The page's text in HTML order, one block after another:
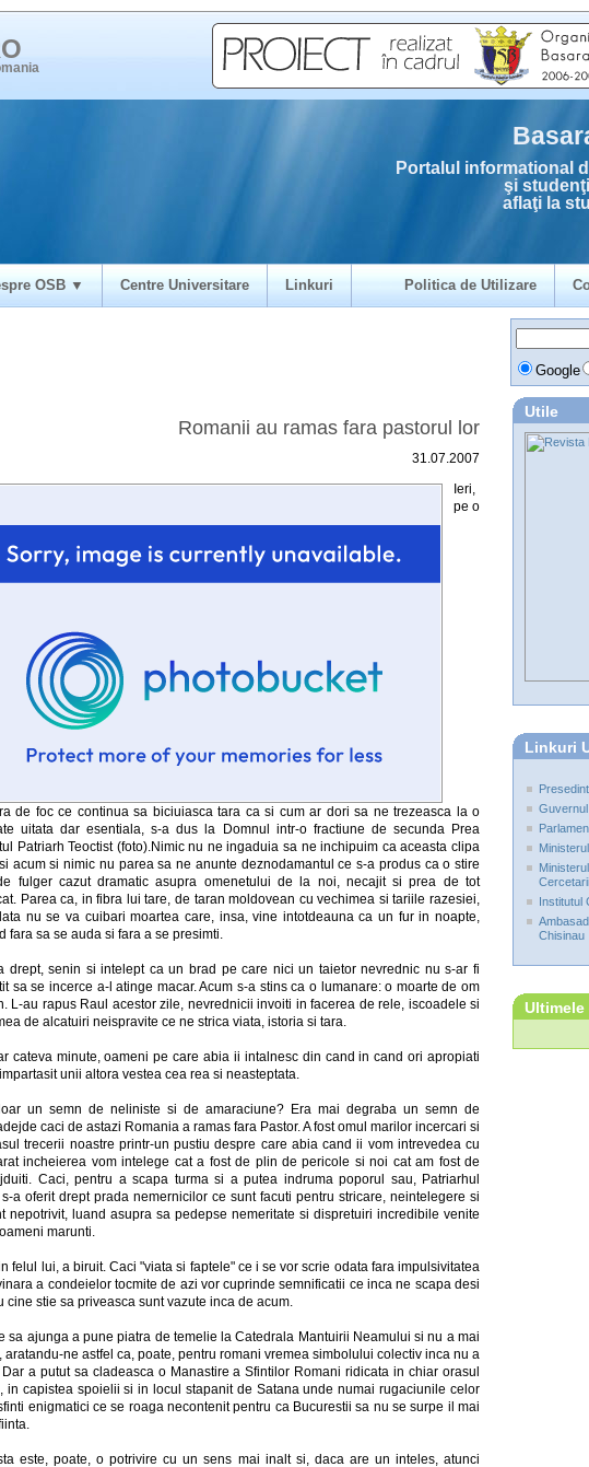
Portalul informational
şi
aflaţi la
OSB ▼ Centre Universitare Linkuri Politica de Utilizare
Google
Romanii au ramas fara pastorul lor
31.07.2007
Ieri,
pe o
de foc ce continua sa biciuiasca tara ca si cum ar dori sa ne trezeasca la o
uitata dar esentiala, s-a dus la Domnul intr-o fractiune de secunda Prea
Patriarh Teoctist (foto).Nimic nu ne ingaduia sa ne inchipuim ca aceasta clipa
acum si nimic nu parea sa ne anunte deznodamantul ce s-a produs ca o stire
fulger cazut dramatic asupra omenetului de la noi, necajit si prea de tot
Parea ca, in fibra lui tare, de taran moldovean cu vechimea si tariile razesiei,
nu se va cuibari moartea care, insa, vine intotdeauna ca un fur in noapte,
fara sa se auda si fara a se presimti.
drept, senin si intelept ca un brad pe care nici un taietor nevrednic nu s-ar fi
sa se incerce a-l atinge macar. Acum s-a stins ca o lumanare: o moarte de om
L-au rapus Raul acestor zile, nevrednicii invoiti in facerea de rele, iscoadele si
de alcatuiri neispravite ce ne strica viata, istoria si tara.
cateva minute, oameni pe care abia ii intalnesc din cand in cand ori apropiati
unii altora vestea cea rea si neasteptata.
un semn de neliniste si de amaraciune? Era mai degraba un semn de
caci de astazi Romania a ramas fara Pastor. A fost omul marilor incercari si
trecerii noastre printr-un pustiu despre care abia cand ii vom intrevedea cu
incheierea vom intelege cat a fost de plin de pericole si noi cat am fost de
Caci, pentru a scapa turma si a putea indruma poporul sau, Patriarhul
a oferit drept prada nemernicilor ce sunt facuti pentru stricare, neintelegere si
nepotrivit, luand asupra sa pedepse nemeritate si dispretuiri incredibile venite
marunti.
felul lui, a biruit. Caci "viata si faptele" ce i se vor scrie odata fara impulsivitatea
a condeielor tocmite de azi vor cuprinde semnificatii ce inca ne scapa desi
cine stie sa priveasca sunt vazute inca de acum.
sa ajunga a pune piatra de temelie la Catedrala Mantuirii Neamului si nu a mai
aratandu-ne astfel ca, poate, pentru romani vremea simbolului colectiv inca nu a
Dar a putut sa cladeasca o Manastire a Sfintilor Romani ridicata in chiar orasul
in capistea spoielii si in locul stapanit de Satana unde numai rugaciunile celor
enigmatici ce se roaga necontenit pentru ca Bucurestii sa nu se surpe il mai
este, poate, o potrivire cu un sens mai inalt si, daca are un inteles, atunci
Utile
Linkuri
Cercetarii
Institutul
Chisinau
Ultimele